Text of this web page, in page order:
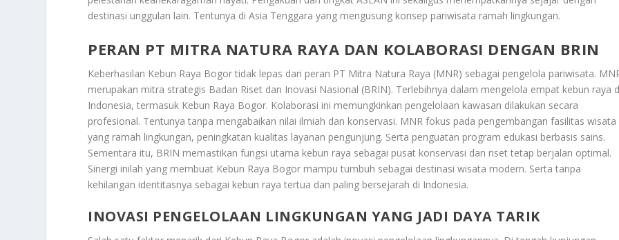
destinasi unggulan lain. Tentunya di Asia Tenggara yang mengusung konsep pariwisata ramah lingkungan.
PERAN PT MITRA NATURA RAYA DAN KOLABORASI DENGAN BRIN
Keberhasilan Kebun Raya Bogor tidak lepas dari peran PT Mitra Natura Raya (MNR) sebagai pengelola pariwisata.
merupakan mitra strategis Badan Riset dan Inovasi Nasional (BRIN). Terlebihnya dalam mengelola empat kebun raya
Indonesia, termasuk Kebun Raya Bogor. Kolaborasi ini memungkinkan pengelolaan kawasan dilakukan secara
profesional. Tentunya tanpa mengabaikan nilai ilmiah dan konservasi. MNR fokus pada pengembangan fasilitas wisata
yang ramah lingkungan, peningkatan kualitas layanan pengunjung. Serta penguatan program edukasi berbasis sains.
Sementara itu, BRIN memastikan fungsi utama kebun raya sebagai pusat konservasi dan riset tetap berjalan optimal.
Sinergi inilah yang membuat Kebun Raya Bogor mampu tumbuh sebagai destinasi wisata modern. Serta tanpa
kehilangan identitasnya sebagai kebun raya tertua dan paling bersejarah di Indonesia.
INOVASI PENGELOLAAN LINGKUNGAN YANG JADI DAYA TARIK